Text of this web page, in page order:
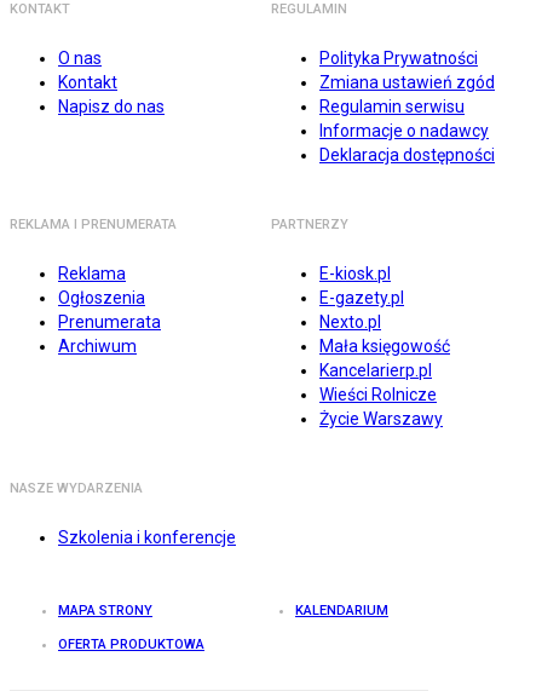
KONTAKT
O nas
Kontakt
Napisz do nas
REGULAMIN
Polityka Prywatności
Zmiana ustawień zgód
Regulamin serwisu
Informacje o nadawcy
Deklaracja dostępności
REKLAMA I PRENUMERATA
Reklama
Ogłoszenia
Prenumerata
Archiwum
PARTNERZY
E-kiosk.pl
E-gazety.pl
Nexto.pl
Mała księgowość
Kancelarierp.pl
Wieści Rolnicze
Życie Warszawy
NASZE WYDARZENIA
Szkolenia i konferencje
MAPA STRONY KALENDARIUM
OFERTA PRODUKTOWA